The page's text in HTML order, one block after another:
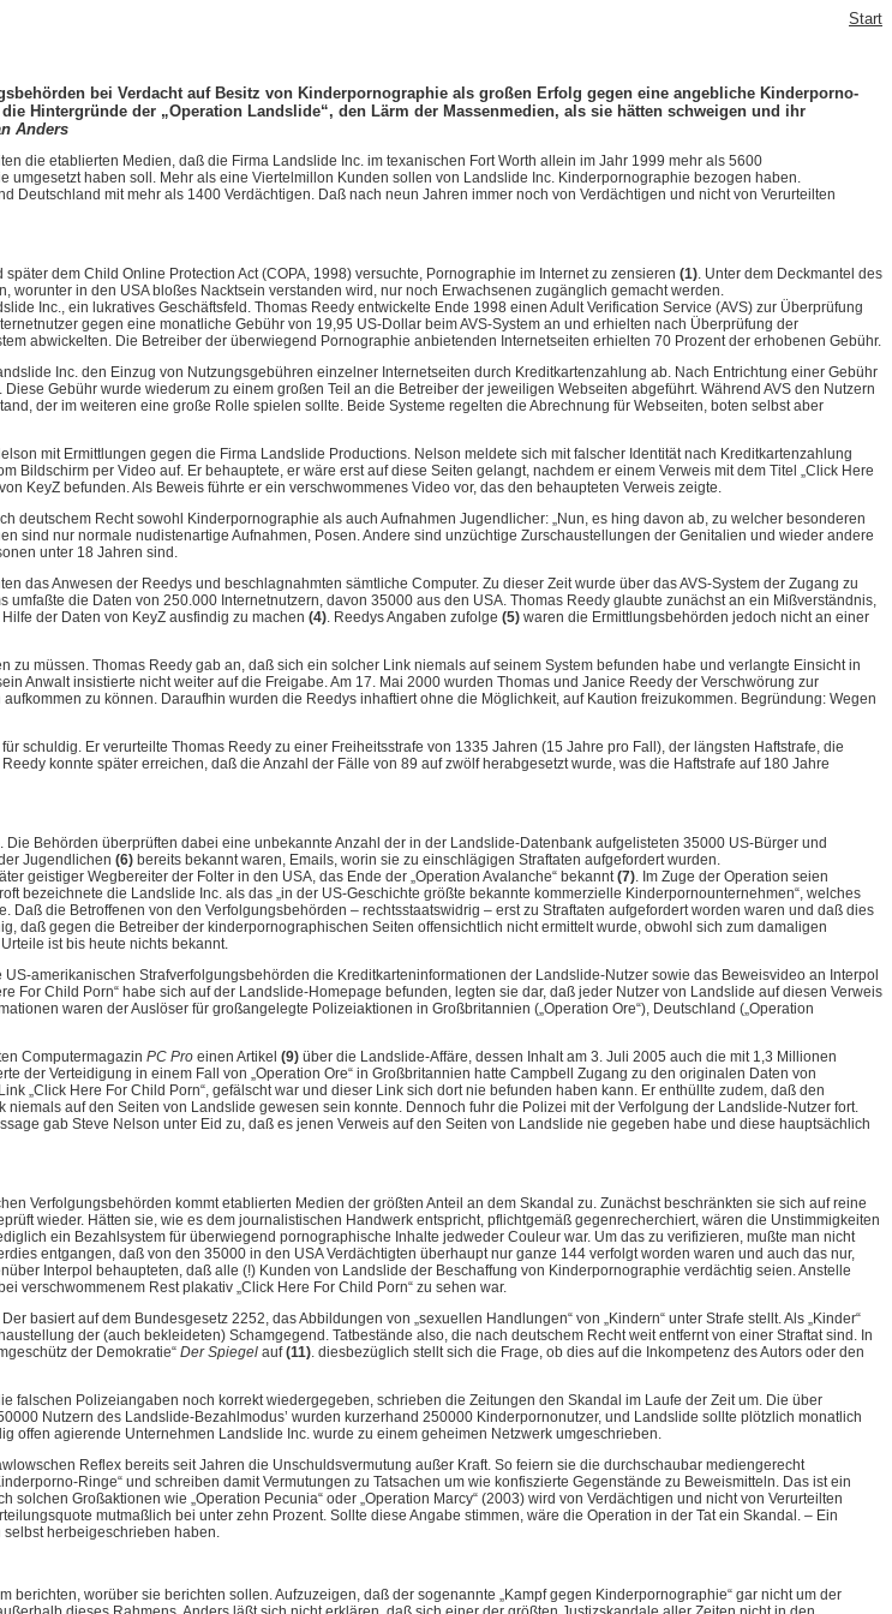
Start
bei Verdacht auf Besitz von Kinderpornographie als großen Erfolg gegen eine angebliche Kinderporno-
Hintergründe der „Operation Landslide“, den Lärm der Massenmedien, als sie hätten schweigen und ihr
Anders
die etablierten Medien, daß die Firma Landslide Inc. im texanischen Fort Worth allein im Jahr 1999 mehr als 5600
haben soll. Mehr als eine Viertelmillon Kunden sollen von Landslide Inc. Kinderpornographie bezogen haben.
mit mehr als 1400 Verdächtigen. Daß nach neun Jahren immer noch von Verdächtigen und nicht von Verurteilten
dem Child Online Protection Act (COPA, 1998) versuchte, Pornographie im Internet zu zensieren (1). Unter dem Deckmantel des
in den USA bloßes Nacktsein verstanden wird, nur noch Erwachsenen zugänglich gemacht werden.
Inc., ein lukratives Geschäftsfeld. Thomas Reedy entwickelte Ende 1998 einen Adult Verification Service (AVS) zur Überprüfung
gegen eine monatliche Gebühr von 19,95 US-Dollar beim AVS-System an und erhielten nach Überprüfung der
abwickelten. Die Betreiber der überwiegend Pornographie anbietenden Internetseiten erhielten 70 Prozent der erhobenen Gebühr.
Inc. den Einzug von Nutzungsgebühren einzelner Internetseiten durch Kreditkartenzahlung ab. Nach Entrichtung einer Gebühr
Gebühr wurde wiederum zu einem großen Teil an die Betreiber der jeweiligen Webseiten abgeführt. Während AVS den Nutzern
der im weiteren eine große Rolle spielen sollte. Beide Systeme regelten die Abrechnung für Webseiten, boten selbst aber
mit Ermittlungen gegen die Firma Landslide Productions. Nelson meldete sich mit falscher Identität nach Kreditkartenzahlung
per Video auf. Er behauptete, er wäre erst auf diese Seiten gelangt, nachdem er einem Verweis mit dem Titel „Click Here
KeyZ befunden. Als Beweis führte er ein verschwommenes Video vor, das den behaupteten Verweis zeigte.
deutschem Recht sowohl Kinderpornographie als auch Aufnahmen Jugendlicher: „Nun, es hing davon ab, zu welcher besonderen
sind nur normale nudistenartige Aufnahmen, Posen. Andere sind unzüchtige Zurschaustellungen der Genitalien und wieder andere
unter 18 Jahren sind.
das Anwesen der Reedys und beschlagnahmten sämtliche Computer. Zu dieser Zeit wurde über das AVS-System der Zugang zu
die Daten von 250.000 Internetnutzern, davon 35000 aus den USA. Thomas Reedy glaubte zunächst an ein Mißverständnis,
der Daten von KeyZ ausfindig zu machen (4). Reedys Angaben zufolge (5) waren die Ermittlungsbehörden jedoch nicht an einer
müssen. Thomas Reedy gab an, daß sich ein solcher Link niemals auf seinem System befunden habe und verlangte Einsicht in
Anwalt insistierte nicht weiter auf die Freigabe. Am 17. Mai 2000 wurden Thomas und Janice Reedy der Verschwörung zur
zu können. Daraufhin wurden die Reedys inhaftiert ohne die Möglichkeit, auf Kaution freizukommen. Begründung: Wegen
schuldig. Er verurteilte Thomas Reedy zu einer Freiheitsstrafe von 1335 Jahren (15 Jahre pro Fall), der längsten Haftstrafe, die
konnte später erreichen, daß die Anzahl der Fälle von 89 auf zwölf herabgesetzt wurde, was die Haftstrafe auf 180 Jahre
Behörden überprüften dabei eine unbekannte Anzahl der in der Landslide-Datenbank aufgelisteten 35000 US-Bürger und
Jugendlichen (6) bereits bekannt waren, Emails, worin sie zu einschlägigen Straftaten aufgefordert wurden.
geistiger Wegbereiter der Folter in den USA, das Ende der „Operation Avalanche“ bekannt(7). Im Zuge der Operation seien
bezeichnete die Landslide Inc. als das „in der US-Geschichte größte bekannte kommerzielle Kinderpornounternehmen“, welches
die Betroffenen von den Verfolgungsbehörden – rechtsstaatswidrig – erst zu Straftaten aufgefordert worden waren und daß dies
daß gegen die Betreiber der kinderpornographischen Seiten offensichtlich nicht ermittelt wurde, obwohl sich zum damaligen
ist bis heute nichts bekannt.
amerikanischen Strafverfolgungsbehörden die Kreditkarteninformationen der Landslide-Nutzer sowie das Beweisvideo an Interpol
For Child Porn“ habe sich auf der Landslide-Homepage befunden, legten sie dar, daß jeder Nutzer von Landslide auf diesen Verweis
waren der Auslöser für großangelegte Polizeiaktionen in Großbritannien („Operation Ore“), Deutschland („Operation
Computermagazin PC Pro einen Artikel (9) über die Landslide-Affäre, dessen Inhalt am 3. Juli 2005 auch die mit 1,3 Millionen
der Verteidigung in einem Fall von „Operation Ore“ in Großbritannien hatte Campbell Zugang zu den originalen Daten von
„Click Here For Child Porn“, gefälscht war und dieser Link sich dort nie befunden haben kann. Er enthüllte zudem, daß den
auf den Seiten von Landslide gewesen sein konnte. Dennoch fuhr die Polizei mit der Verfolgung der Landslide-Nutzer fort.
gab Steve Nelson unter Eid zu, daß es jenen Verweis auf den Seiten von Landslide nie gegeben habe und diese hauptsächlich
Verfolgungsbehörden kommt etablierten Medien der größten Anteil an dem Skandal zu. Zunächst beschränkten sie sich auf reine
wieder. Hätten sie, wie es dem journalistischen Handwerk entspricht, pflichtgemäß gegenrecherchiert, wären die Unstimmigkeiten
ein Bezahlsystem für überwiegend pornographische Inhalte jedweder Couleur war. Um das zu verifizieren, mußte man nicht
entgangen, daß von den 35000 in den USA Verdächtigten überhaupt nur ganze 144 verfolgt worden waren und auch das nur,
Interpol behaupteten, daß alle (!) Kunden von Landslide der Beschaffung von Kinderpornographie verdächtig seien. Anstelle
verschwommenem Rest plakativ „Click Here For Child Porn“ zu sehen war.
auf dem Bundesgesetz 2252, das Abbildungen von „sexuellen Handlungen“ von „Kindern“ unter Strafe stellt. Als „Kinder“
der (auch bekleideten) Schamgegend. Tatbestände also, die nach deutschem Recht weit entfernt von einer Straftat sind. In
der Demokratie“ Der Spiegel auf(11). diesbezüglich stellt sich die Frage, ob dies auf die Inkompetenz des Autors oder den
Polizeiangaben noch korrekt wiedergegeben, schrieben die Zeitungen den Skandal im Laufe der Zeit um. Die über
Nutzern des Landslide-Bezahlmodus’ wurden kurzerhand 250000 Kinderpornonutzer, und Landslide sollte plötzlich monatlich
agierende Unternehmen Landslide Inc. wurde zu einem geheimen Netzwerk umgeschrieben.
Reflex bereits seit Jahren die Unschuldsvermutung außer Kraft. So feiern sie die durchschaubar mediengerecht
Ringe“ und schreiben damit Vermutungen zu Tatsachen um wie konfiszierte Gegenstände zu Beweismitteln. Das ist ein
Großaktionen wie „Operation Pecunia“ oder „Operation Marcy“ (2003) wird von Verdächtigen und nicht von Verurteilten
mutmaßlich bei unter zehn Prozent. Sollte diese Angabe stimmen, wäre die Operation in der Tat ein Skandal. – Ein
herbeigeschrieben haben.
worüber sie berichten sollen. Aufzuzeigen, daß der sogenannte „Kampf gegen Kinderpornographie“ gar nicht um der